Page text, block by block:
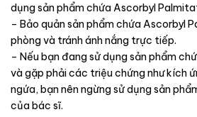
dụng sản phẩm chứa Ascorbyl
– Bảo quản sản phẩm chứa Ascorbyl
phòng và tránh ánh nắng trực tiếp.
– Nếu bạn đang sử dụng sản phẩm
và gặp phải các triệu chứng như kích
ngứa, bạn nên ngừng sử dụng sản
của bác sĩ.